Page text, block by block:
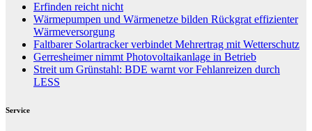
Erfinden reicht nicht
Wärmepumpen und Wärmenetze bilden Rückgrat effizienter
Wärmeversorgung
Faltbarer Solartracker verbindet Mehrertrag mit Wetterschutz
Gerresheimer nimmt Photovoltaikanlage in Betrieb
Streit um Grünstahl: BDE warnt vor Fehlanreizen durch
LESS
Service